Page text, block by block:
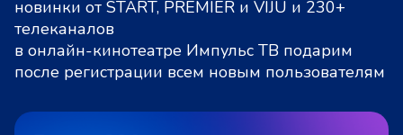
новинки от START, PREMIER и VIJU и 230+
телеканалов
в онлайн-кинотеатре Импульс ТВ подарим
после регистрации всем новым пользователям